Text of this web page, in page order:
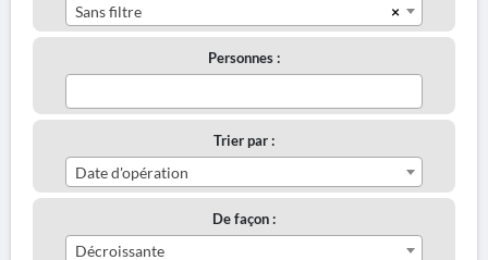
×
Sans filtre
Personnes :
Trier par :
Date d'opération
De façon :
Décroissante